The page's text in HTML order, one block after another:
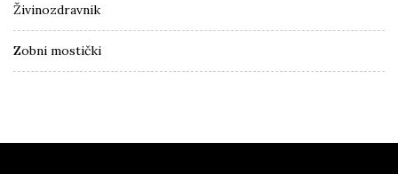
Živinozdravnik
Zobni mostički